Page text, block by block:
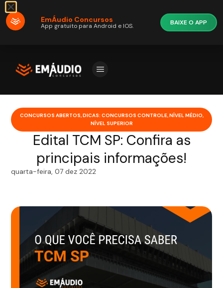
CONCURSOS ABERTOS,DICAS: CONCURSOS CONTROLE,NÍVEL MÉDIO,
NÍVEL SUPERIOR
Edital TCM SP: Confira as
principais informações!
quarta-feira, 07 dez 2022
EmÁudio Concursos
App gratuito para Android e IOS. BAIXE O APP